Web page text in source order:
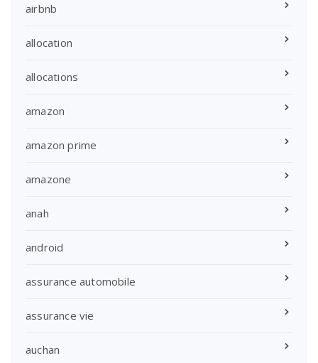
airbnb
allocation
allocations
amazon
amazon prime
amazone
anah
android
assurance automobile
assurance vie
auchan